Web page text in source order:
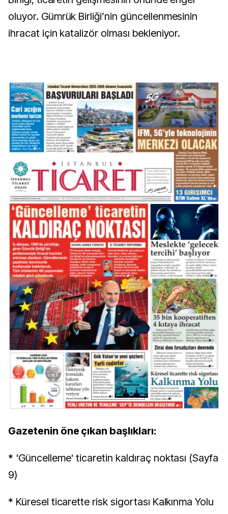
oluyor. Gümrük Birliği’nin güncellenmesinin
ihracat için katalizör olması bekleniyor.
Gazetenin öne çıkan başlıkları:
* 'Güncelleme' ticaretin kaldıraç noktası (Sayfa
9)
* Küresel ticarette risk sigortası Kalkınma Yolu